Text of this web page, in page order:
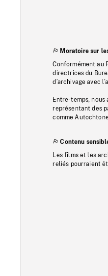
Moratoire sur
Conformément au
directrices du
d’archivage avec
Entre-temps,
représentant des
comme
Contenu
Les films et les
reliés pourraient